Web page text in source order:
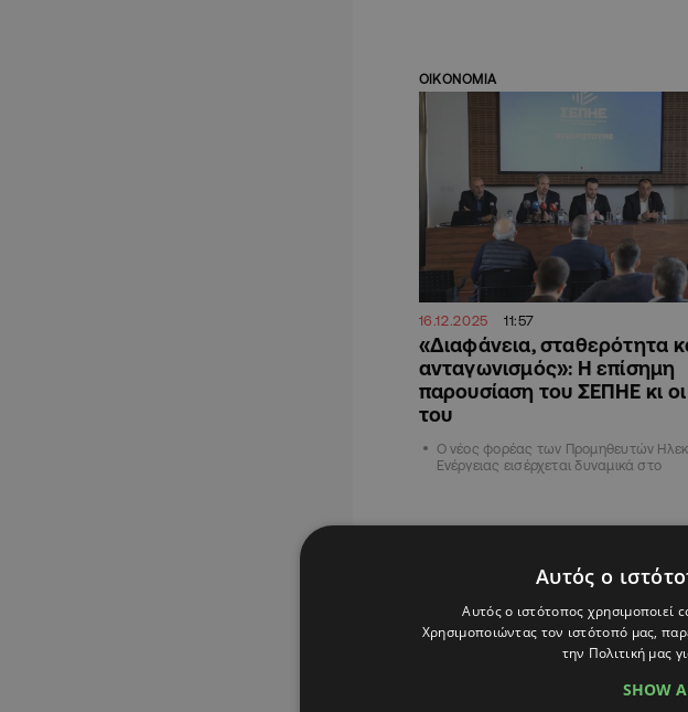
ΟΙΚΟΝΟΜΙΑ
16.12.2025 11:57
«Διαφάνεια, σταθερότητα
ανταγωνισμός»: Η επίσημη
παρουσίαση του ΣΕΠΗΕ κι οι
του
Ο νέος φορέας των Προμηθευτών
Ενέργειας εισέρχεται δυναμικά στο
Αυτός ο
Αυτός ο ιστότοπος χρησιμοποιεί
Χρησιμοποιώντας τον ιστότοπό μας,
την Πολιτική μας
SHOW